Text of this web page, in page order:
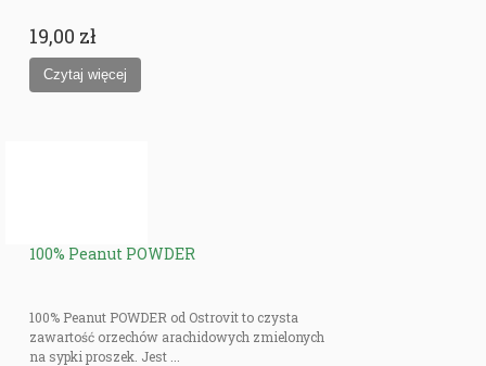
19,00 zł
100% Peanut POWDER
100% Peanut POWDER od Ostrovit to czysta
zawartość orzechów arachidowych zmielonych
na sypki proszek. Jest ...